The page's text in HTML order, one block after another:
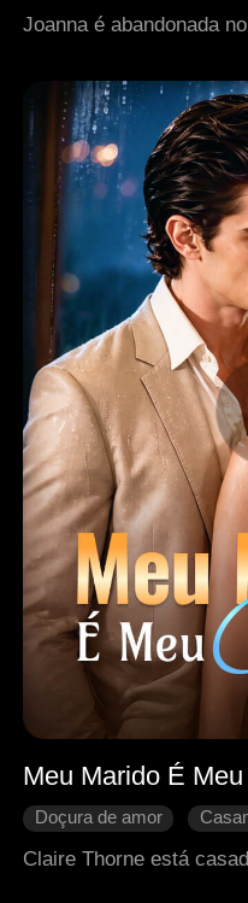
Identidade oculta
Meu Marido É
Doçura de amor
Amor após o casamento